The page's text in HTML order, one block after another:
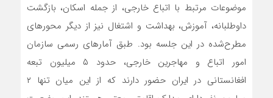
موضوعات مرتبط با اتباع خارجی، از جمله اسکان، بازگشت
داوطلبانه، آموزش، بهداشت و اشتغال نیز از دیگر محورهای
مطرح‌شده در این جلسه بود. طبق آمارهای رسمی سازمان
امور اتباع و مهاجرین خارجی، حدود ۵ میلیون تبعه
افغانستانی در ایران حضور دارند که از این میان تنها ۲